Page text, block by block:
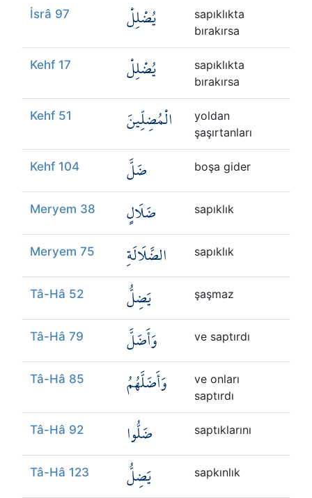
İsrâ 97 يُضْلِلْ
sapıklıkta
bırakırsa
Kehf 17 يُضْلِلْ
sapıklıkta
bırakırsa
Kehf 51 الْمُضِلِّينَ
yoldan
şaşırtanları
Kehf 104 ضَلَّ boşa gider
Meryem 38 ضَلَالٍ sapıklık
Meryem 75 الضَّلَالَةِ sapıklık
Tâ-Hâ 52 يَضِلُّ şaşmaz
Tâ-Hâ 79 وَأَضَلَّ ve saptırdı
Tâ-Hâ 85 وَأَضَلَّهُمُ
ve onları
saptırdı
Tâ-Hâ 92 ضَلُّوا saptıklarını
Tâ-Hâ 123 يَضِلُّ sapkınlık